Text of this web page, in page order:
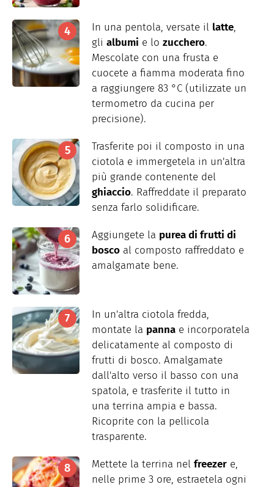
In una pentola, versate il latte,
gli albumi e lo zucchero.
Mescolate con una frusta e
cuocete a fiamma moderata fino
a raggiungere 83 °C (utilizzate un
termometro da cucina per
precisione).
Trasferite poi il composto in una
ciotola e immergetela in un'altra
più grande contenente del
ghiaccio. Raffreddate il preparato
senza farlo solidificare.
Aggiungete la purea di frutti di
bosco al composto raffreddato e
amalgamate bene.
In un'altra ciotola fredda,
montate la panna e incorporatela
delicatamente al composto di
frutti di bosco. Amalgamate
dall'alto verso il basso con una
spatola, e trasferite il tutto in
una terrina ampia e bassa.
Ricoprite con la pellicola
trasparente.
Mettete la terrina nel freezer e,
nelle prime 3 ore, estraetela ogni